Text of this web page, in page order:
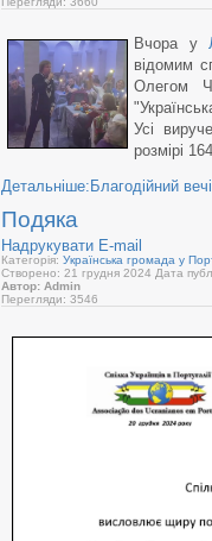
Вчора у
відомим
Олегом
Усі
розмірі
Детальніше:Благодійний
Подяка
Надрукувати E-mail
Категорія: Українська громада у
Створено: 21 грудня 2024 Дата
Автор: Admin
Перегляди: 3546